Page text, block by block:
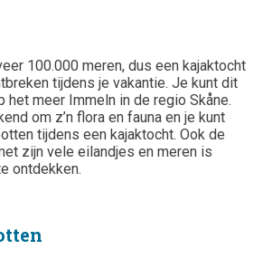
100.000 meren, dus een kajaktocht
tijdens je vakantie. Je kunt dit
het meer Immeln in de regio Skåne.
om z’n flora en fauna en je kunt
tijdens een kajaktocht. Ook de
zijn vele eilandjes en meren is
ontdekken.